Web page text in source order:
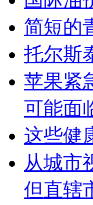
简短的
托尔斯
苹果紧
可能面
这些健
从城市
但直辖